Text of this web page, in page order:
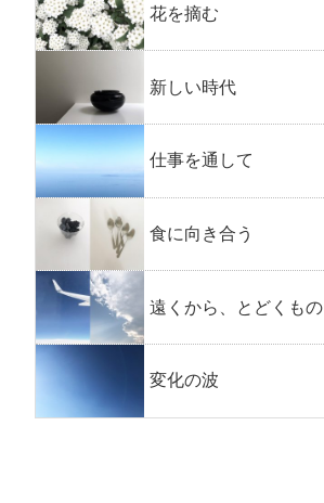
花を摘む
新しい時代
仕事を通して
食に向き合う
遠くから、とどくもの
変化の波